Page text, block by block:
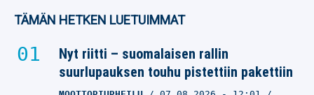
TÄMÄN HETKEN LUETUIMMAT
Nyt riitti – suomalaisen rallin
suurlupauksen touhu pistettiin pakettiin